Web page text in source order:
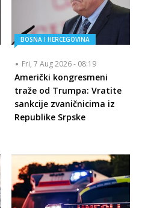
BOSNA I HERCEGOVINA
Fri, 7 Aug 2026 - 08:19
Američki kongresmeni
traže od Trumpa: Vratite
sankcije zvaničnicima iz
Republike Srpske